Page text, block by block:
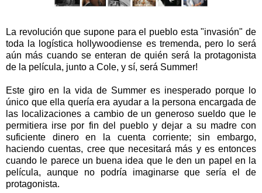
La revolución que supone para el pueblo esta "invasión" de
toda la logística hollywoodiense es tremenda, pero lo será
aún más cuando se enteran de quién será la protagonista
de la película, junto a Cole, y sí, será Summer!
Este giro en la vida de Summer es inesperado porque lo
único que ella quería era ayudar a la persona encargada de
las localizaciones a cambio de un generoso sueldo que le
permitiera irse por fin del pueblo y dejar a su madre con
suficiente dinero en la cuenta corriente; sin embargo,
haciendo cuentas, cree que necesitará más y es entonces
cuando le parece un buena idea que le den un papel en la
película, aunque no podría imaginarse que sería el de
protagonista.